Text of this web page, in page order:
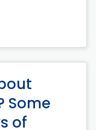
Some
of